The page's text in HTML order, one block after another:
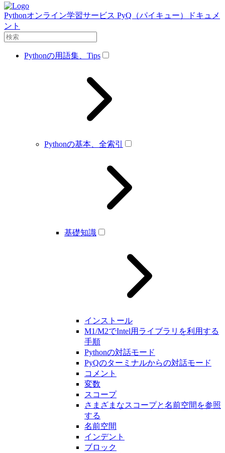
Pythonオンライン学習サービス PyQ（パイキュー）ドキュメ
ント
Pythonの用語集、Tips
Pythonの基本、全索引
基礎知識
インストール
M1/M2でIntel用ライブラリを利用する
手順
Pythonの対話モード
PyQのターミナルからの対話モード
コメント
変数
スコープ
さまざまなスコープと名前空間を参照
する
名前空間
インデント
ブロック